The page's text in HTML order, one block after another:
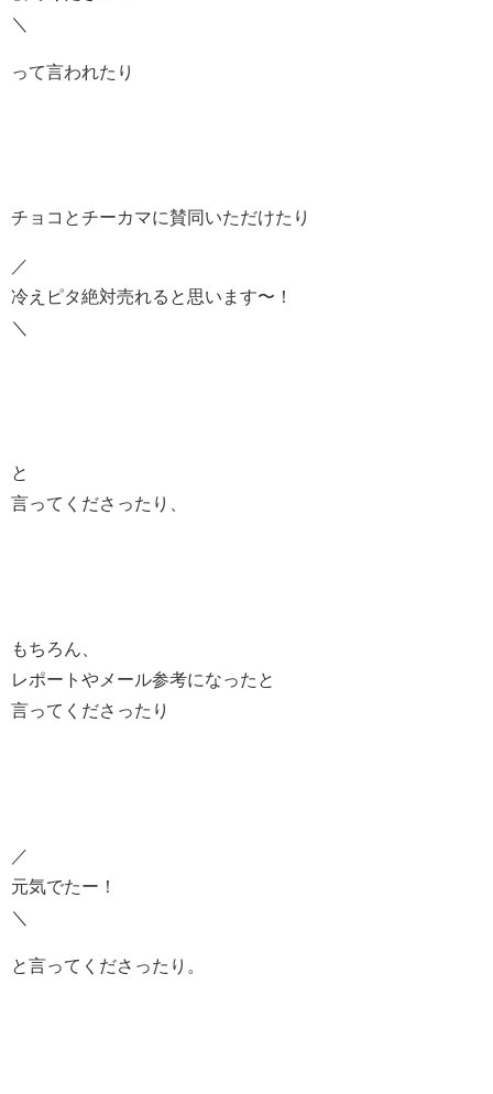
＼
って言われたり
チョコとチーカマに賛同いただけたり
／
冷えピタ絶対売れると思います〜！
＼
と
言ってくださったり、
もちろん、
レポートやメール参考になったと
言ってくださったり
／
元気でたー！
＼
と言ってくださったり。